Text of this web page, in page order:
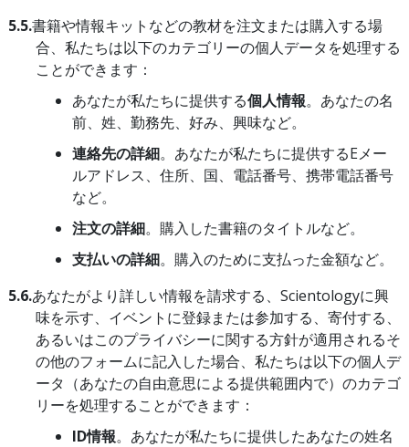
5.5.書籍や情報キットなどの教材を注文または購入する場
合、私たちは以下のカテゴリーの個人データを処理する
ことができます：
あなたが私たちに提供する個人情報。あなたの名
前、姓、勤務先、好み、興味など。
連絡先の詳細。あなたが私たちに提供するEメー
ルアドレス、住所、国、電話番号、携帯電話番号
など。
注文の詳細。購入した書籍のタイトルなど。
支払いの詳細。購入のために支払った金額など。
5.6.あなたがより詳しい情報を請求する、Scientologyに興
味を示す、イベントに登録または参加する、寄付する、
あるいはこのプライバシーに関する方針が適用されるそ
の他のフォームに記入した場合、私たちは以下の個人デ
ータ（あなたの自由意思による提供範囲内で）のカテゴ
リーを処理することができます：
ID情報。あなたが私たちに提供したあなたの姓名